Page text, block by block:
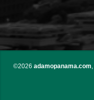
©2026 adamopanama.com